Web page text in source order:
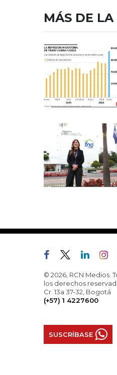
MÁS DE
© 2026, RCN Medios.
los derechos
Cr. 13a 37-32, Bogotá
(+57) 1 4227600
SUSCRÍBASE